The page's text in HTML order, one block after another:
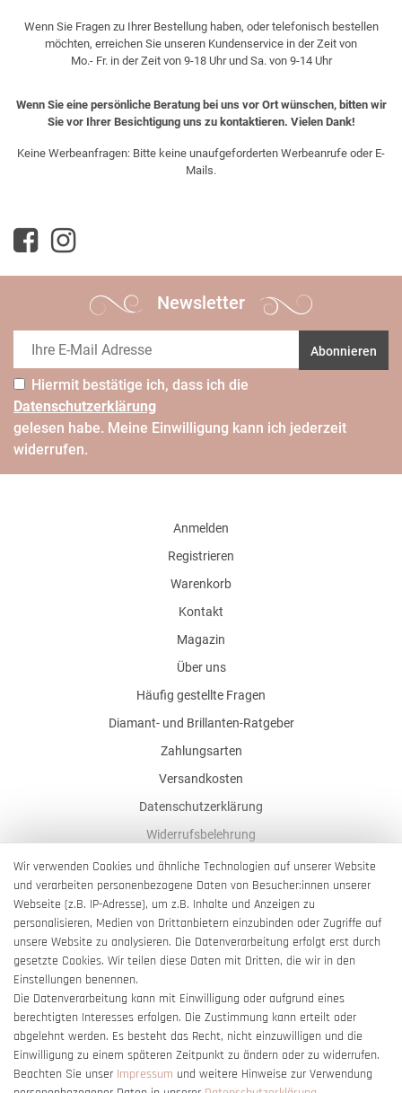
Wenn Sie Fragen zu Ihrer Bestellung haben, oder telefonisch bestellen
möchten, erreichen Sie unseren Kundenservice in der Zeit von
Mo.- Fr. in der Zeit von 9-18 Uhr und Sa. von 9-14 Uhr
Wenn Sie eine persönliche Beratung bei uns vor Ort wünschen, bitten wir
Sie vor Ihrer Besichtigung uns zu kontaktieren. Vielen Dank!
Keine Werbeanfragen: Bitte keine unaufgeforderten Werbeanrufe oder E-
Mails.
Newsletter
Abonnieren
Hiermit bestätige ich, dass ich die
Daten­schutz­erklärung
gelesen habe. Meine Einwilligung kann ich jederzeit
widerrufen.
Anmelden
Registrieren
Warenkorb
Kontakt
Magazin
Über uns
Häufig gestellte Fragen
Diamant- und Brillanten-Ratgeber
Zahlungsarten
Versandkosten
Datenschutzerklärung
Widerrufsbelehrung
AGB
Impressum
Barrierefreiheitserklärung
Vertrag widerrufen
Wir verwenden Cookies und ähnliche Technologien auf unserer Website
und verarbeiten personenbezogene Daten von Besucher:innen unserer
Webseite (z.B. IP-Adresse), um z.B. Inhalte und Anzeigen zu
personalisieren, Medien von Drittanbietern einzubinden oder Zugriffe auf
unsere Website zu analysieren. Die Datenverarbeitung erfolgt erst durch
gesetzte Cookies. Wir teilen diese Daten mit Dritten, die wir in den
Einstellungen benennen.
Die Datenverarbeitung kann mit Einwilligung oder aufgrund eines
berechtigten Interesses erfolgen. Die Zustimmung kann erteilt oder
abgelehnt werden. Es besteht das Recht, nicht einzuwilligen und die
Einwilligung zu einem späteren Zeitpunkt zu ändern oder zu widerrufen.
Beachten Sie unser Impressum und weitere Hinweise zur Verwendung